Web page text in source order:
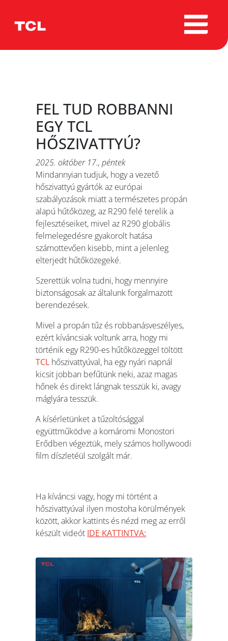
2025
október (1)
FEL TUD ROBBANNI
EGY TCL
HŐSZIVATTYÚ?
2025. október 17., péntek
Mindannyian tudjuk, hogy a vezető
hőszivattyú gyártók az európai
szabályozások miatt a természetes propán
alapú hűtőközeg, az R290 felé terelik a
fejlesztéseiket, mivel az R290 globális
felmelegedésre gyakorolt hatása
számottevően kisebb, mint a jelenleg
elterjedt hűtőközegeké.
Szerettük volna tudni, hogy mennyire
biztonságosak az általunk forgalmazott
berendezések.
Mivel a propán tűz és robbanásveszélyes,
ezért kíváncsiak voltunk arra, hogy mi
történik egy R290-es hűtőközeggel töltött
TCL hőszivattyúval, ha egy nyári napnál
kicsit jobban befűtünk neki, azaz magas
hőnek és direkt lángnak tesszük ki, avagy
máglyára tesszük.
A kísérletünket a tűzoltósággal
együttműködve a komáromi Monostori
Erődben végeztük, mely számos hollywoodi
film díszletéül szolgált már.
Ha kíváncsi vagy, hogy mi történt a
hőszivattyúval ilyen mostoha körülmények
között, akkor kattints és nézd meg az erről
készült videót IDE KATTINTVA: